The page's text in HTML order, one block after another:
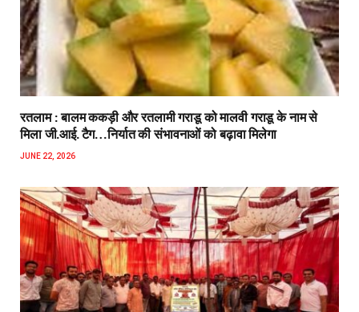
रतलाम : बालम ककड़ी और रतलामी गराडू को मालवी गराडू के नाम से
मिला जी.आई. टैग…निर्यात की संभावनाओं को बढ़ावा मिलेगा
JUNE 22, 2026